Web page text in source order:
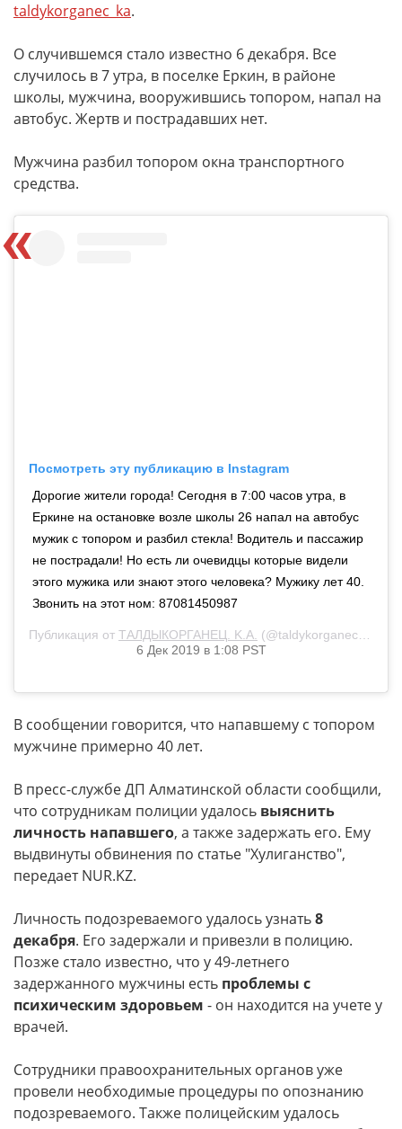
taldykorganec_ka.
О случившемся стало известно 6 декабря. Все
случилось в 7 утра, в поселке Еркин, в районе
школы, мужчина, вооружившись топором, напал на
автобус. Жертв и пострадавших нет.
Мужчина разбил топором окна транспортного
средства.
Посмотреть эту публикацию в Instagram
Дорогие жители города! Сегодня в 7:00 часов утра, в
Еркине на остановке возле школы 26 напал на автобус
мужик с топором и разбил стекла! Водитель и пассажир
не пострадали! Но есть ли очевидцы которые видели
этого мужика или знают этого человека? Мужику лет 40.
Звонить на этот ном: 87081450987
Публикация от ТАЛДЫКОРГАНЕЦ. K.A. (@taldykorganec_ka)
6 Дек 2019 в 1:08 PST
В сообщении говорится, что напавшему с топором
мужчине примерно 40 лет.
В пресс-службе ДП Алматинской области сообщили,
что сотрудникам полиции удалось выяснить
личность напавшего, а также задержать его. Ему
выдвинуты обвинения по статье "Хулиганство",
передает NUR.KZ.
Личность подозреваемого удалось узнать8
декабря. Его задержали и привезли в полицию.
Позже стало известно, что у 49-летнего
задержанного мужчины есть проблемы с
психическим здоровьем - он находится на учете у
врачей.
Сотрудники правоохранительных органов уже
провели необходимые процедуры по опознанию
подозреваемого. Также полицейским удалось